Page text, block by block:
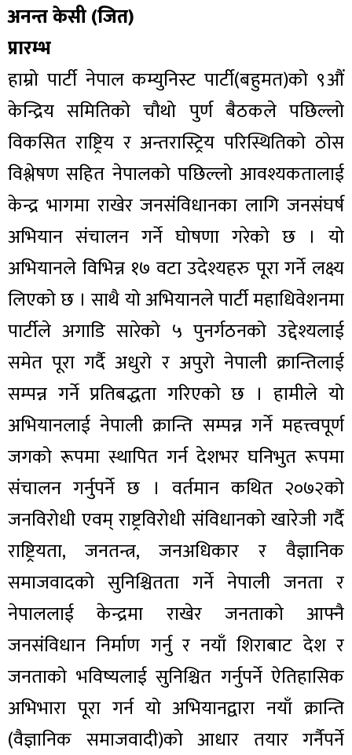
अनन्त केसी (जित)
प्रारम्भ
हाम्रो पार्टी नेपाल कम्युनिस्ट पार्टी(बहुमत)को ९औं
केन्द्रिय समितिको चौथो पुर्ण बैठकले पछिल्लो
विकसित राष्ट्रिय र अन्तरास्ट्रिय परिस्थितिको ठोस
विश्लेषण सहित नेपालको पछिल्लो आवश्यकतालाई
केन्द्र भागमा राखेर जनसंविधानका लागि जनसंघर्ष
अभियान संचालन गर्ने घोषणा गरेको छ । यो
अभियानले विभिन्न १७ वटा उदेश्यहरु पूरा गर्ने लक्ष्य
लिएको छ । साथै यो अभियानले पार्टी महाधिवेशनमा
पार्टीले अगाडि सारेको ५ पुनर्गठनको उद्देश्यलाई
समेत पूरा गर्दै अधुरो र अपुरो नेपाली क्रान्तिलाई
सम्पन्न गर्ने प्रतिबद्धता गरिएको छ । हामीले यो
अभियानलाई नेपाली क्रान्ति सम्पन्न गर्ने महत्त्वपूर्ण
जगको रूपमा स्थापित गर्न देशभर घनिभुत रूपमा
संचालन गर्नुपर्ने छ । वर्तमान कथित २०७२को
जनविरोधी एवम् राष्ट्रविरोधी संविधानको खारेजी गर्दै
राष्ट्रियता, जनतन्त्र, जनअधिकार र वैज्ञानिक
समाजवादको सुनिश्चितता गर्ने नेपाली जनता र
नेपाललाई केन्द्रमा राखेर जनताको आफ्नै
जनसंविधान निर्माण गर्नु र नयाँ शिराबाट देश र
जनताको भविष्यलाई सुनिश्चित गर्नुपर्ने ऐतिहासिक
अभिभारा पूरा गर्न यो अभियानद्वारा नयाँ क्रान्ति
(वैज्ञानिक समाजवादी)को आधार तयार गर्नैपर्ने